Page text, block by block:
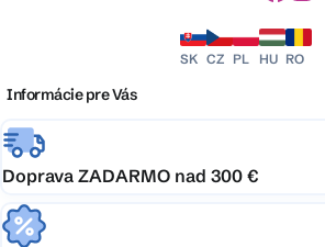
SK CZ PL HU RO
Informácie pre Vás
Doprava ZADARMO nad 300 €